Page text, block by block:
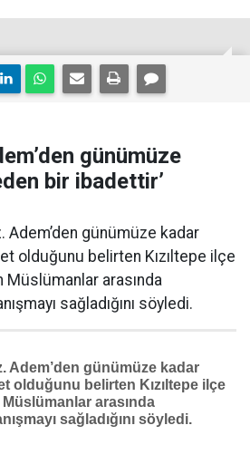
günümüze
bir ibadettir’
Adem’den günümüze kadar
olduğunu belirten Kızıltepe ilçe
arasında
sağladığını söyledi.
Adem’den günümüze kadar
olduğunu belirten Kızıltepe ilçe
arasında
sağladığını söyledi.